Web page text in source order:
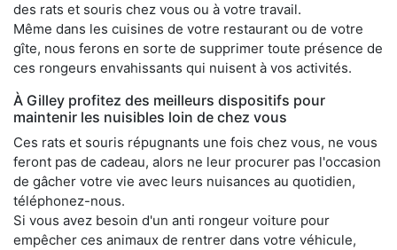
des rats et souris chez vous ou à votre travail.
Même dans les cuisines de votre restaurant ou de votre
gîte, nous ferons en sorte de supprimer toute présence de
ces rongeurs envahissants qui nuisent à vos activités.
À Gilley profitez des meilleurs dispositifs pour
maintenir les nuisibles loin de chez vous
Ces rats et souris répugnants une fois chez vous, ne vous
feront pas de cadeau, alors ne leur procurer pas l'occasion
de gâcher votre vie avec leurs nuisances au quotidien,
téléphonez-nous.
Si vous avez besoin d'un anti rongeur voiture pour
empêcher ces animaux de rentrer dans votre véhicule,